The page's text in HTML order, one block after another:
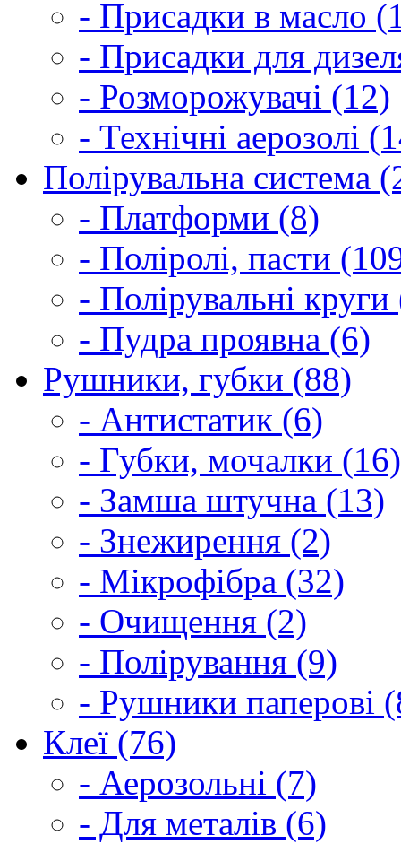
- Присадки в масло
- Присадки для
- Розморожувачі (12)
- Технічні аерозолі
Полірувальна система
- Платформи (8)
- Поліролі, пасти
- Полірувальні
- Пудра проявна (6)
Рушники, губки (88)
- Антистатик (6)
- Губки, мочалки (16)
- Замша штучна (13)
- Знежирення (2)
- Мікрофібра (32)
- Очищення (2)
- Полірування (9)
- Рушники паперові
Клеї (76)
- Аерозольні (7)
- Для металів (6)